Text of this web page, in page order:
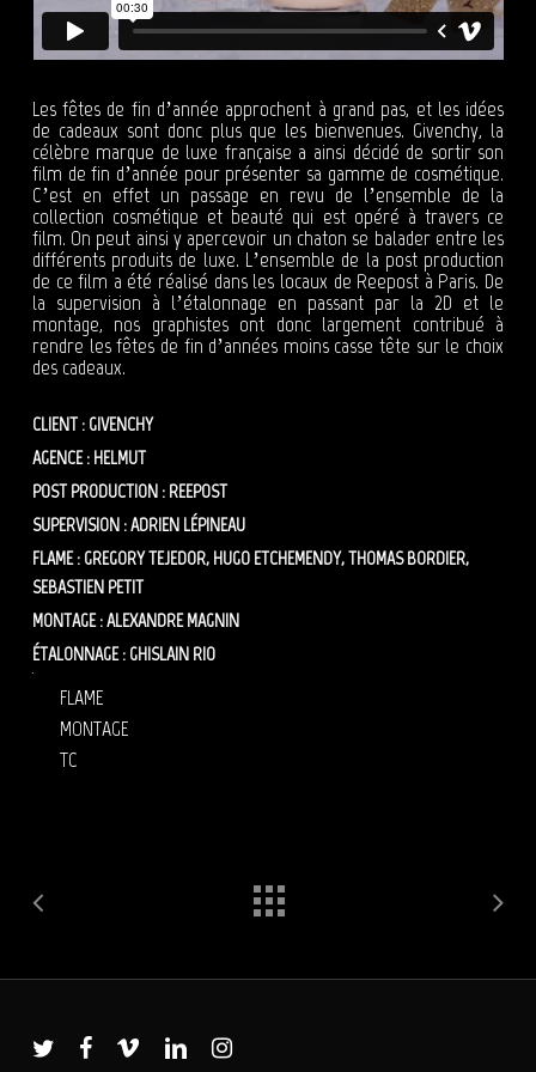
Les fêtes de fin d’année approchent à grand pas, et les idées
de cadeaux sont donc plus que les bienvenues. Givenchy, la
célèbre marque de luxe française a ainsi décidé de sortir son
film de fin d’année pour présenter sa gamme de cosmétique.
C’est en effet un passage en revu de l’ensemble de la
collection cosmétique et beauté qui est opéré à travers ce
film. On peut ainsi y apercevoir un chaton se balader entre les
différents produits de luxe. L’ensemble de la post production
de ce film a été réalisé dans les locaux de Reepost à Paris. De
la supervision à l’étalonnage en passant par la 2D et le
montage, nos graphistes ont donc largement contribué à
rendre les fêtes de fin d’années moins casse tête sur le choix
des cadeaux.
CLIENT : GIVENCHY
AGENCE : HELMUT
POST PRODUCTION : REEPOST
SUPERVISION : ADRIEN LÉPINEAU
FLAME : GREGORY TEJEDOR, HUGO ETCHEMENDY, THOMAS BORDIER,
SEBASTIEN PETIT
MONTAGE : ALEXANDRE MAGNIN
ÉTALONNAGE : GHISLAIN RIO
FLAME
MONTAGE
TC
twitter facebook vimeo linkedin instagram